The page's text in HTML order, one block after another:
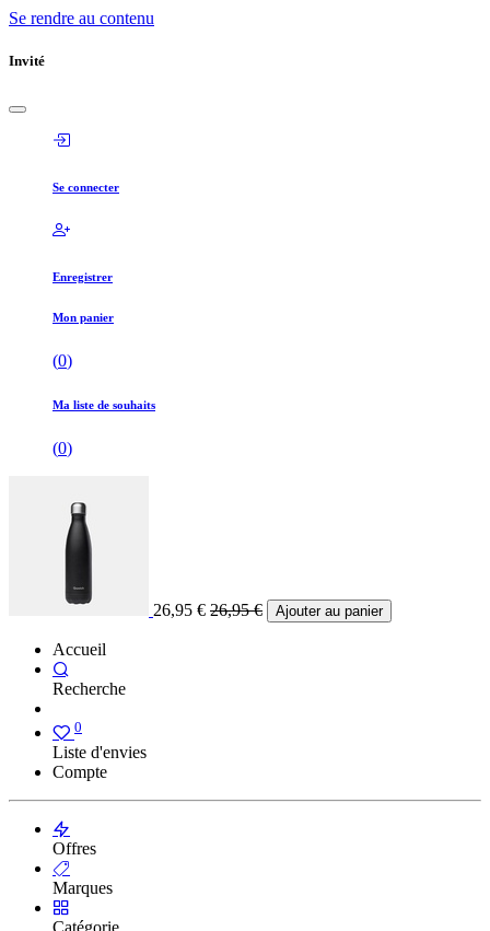
Se rendre au contenu
Invité
Se connecter
Enregistrer
Mon panier
(0)
Ma liste de souhaits
(0)
26,95 € 26,95€ Ajouter au panier
Accueil
Recherche
0
Liste d'envies
Compte
Offres
Marques